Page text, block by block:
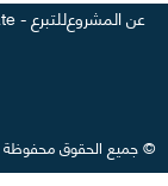
عن المشروعللتبرع - donate
©جميع الحقوق محفوظة